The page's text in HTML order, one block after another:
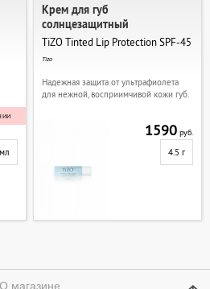
Крем для губ
солнцезащитный
TiZO Tinted Lip Protection SPF-45
Tizo
Надежная защита от ультрафиолета
для нежной, восприимчивой кожи губ.
1590руб.
4.5 г
О магазине